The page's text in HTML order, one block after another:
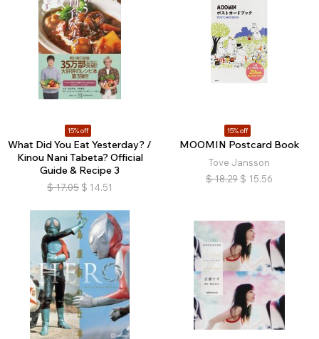
15% off
What Did You Eat Yesterday? /
Kinou Nani Tabeta? Official
Guide & Recipe 3
$ 17.05 $ 14.51
15% off
MOOMIN Postcard Book
Tove Jansson
$ 18.29 $ 15.56